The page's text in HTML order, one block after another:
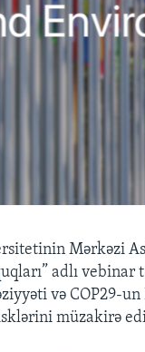
Mərkəzi
adlı vebinar
və COP29-
müzakirə